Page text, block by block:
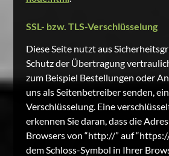
SSL- bzw. TLS-Verschlüsselung
Diese Seite nutzt aus
Schutz der Übertragung
zum Beispiel Bestellungen oder
uns als Seitenbetreiber senden,
Verschlüsselung. Eine
erkennen Sie daran, dass die
Browsers von “http://” auf
dem Schloss-Symbol in Ihrer